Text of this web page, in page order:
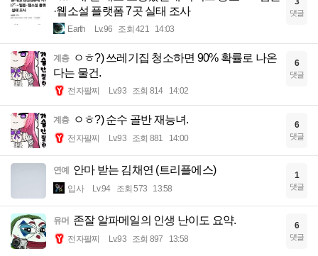
·웹소설 플랫폼 7곳 실태 조사
Earth Lv.96 조회 421 14:03
댓글
계층
ㅇㅎ?) 쓰레기집 청소하면 90% 확률로 나온
다는 물건.
전자팔찌 Lv.93 조회 814 14:02
6
댓글
계층 ㅇㅎ?) 순수 골반 재능녀.
전자팔찌 Lv.93 조회 881 14:00
6
댓글
연예 안마 받는 김채연 (트리플에스)
입사 Lv.94 조회 573 13:58
1
댓글
유머 존잘 알파메일의 인생 난이도 요약.
전자팔찌 Lv.93 조회 897 13:58
6
댓글